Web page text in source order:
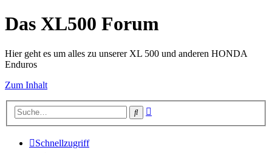
Das XL500 Forum
Hier geht es um alles zu unserer XL 500 und anderen HONDA
Enduros
Zum Inhalt
Suche
Schnellzugriff